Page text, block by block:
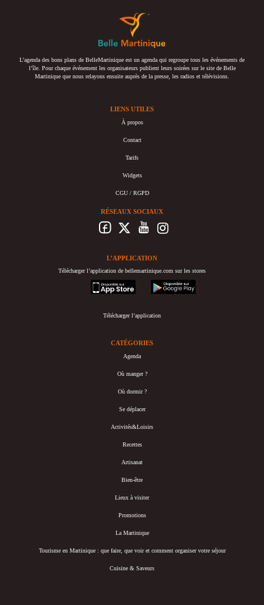
L’agenda des bons plans de BelleMartinique est un agenda qui regroupe tous les événements de
l’île. Pour chaque événement les organisateurs publient leurs soirées sur le site de Belle
Martinique que nous relayons ensuite auprès de la presse, les radios et télévisions.
LIENS UTILES
À propos
Contact
Tarifs
Widgets
CGU / RGPD
RÉSEAUX SOCIAUX
L’APPLICATION
Télécharger l’application de bellemartinique.com sur les stores
appstore
googleplay
Télécharger l’application
CATÉGORIES
Agenda
Où manger ?
Où dormir ?
Se déplacer
Activités&Loisirs
Recettes
Artisanat
Bien-être
Lieux à visiter
Promotions
La Martinique
Tourisme en Martinique : que faire, que voir et comment organiser votre séjour
Cuisine & Saveurs